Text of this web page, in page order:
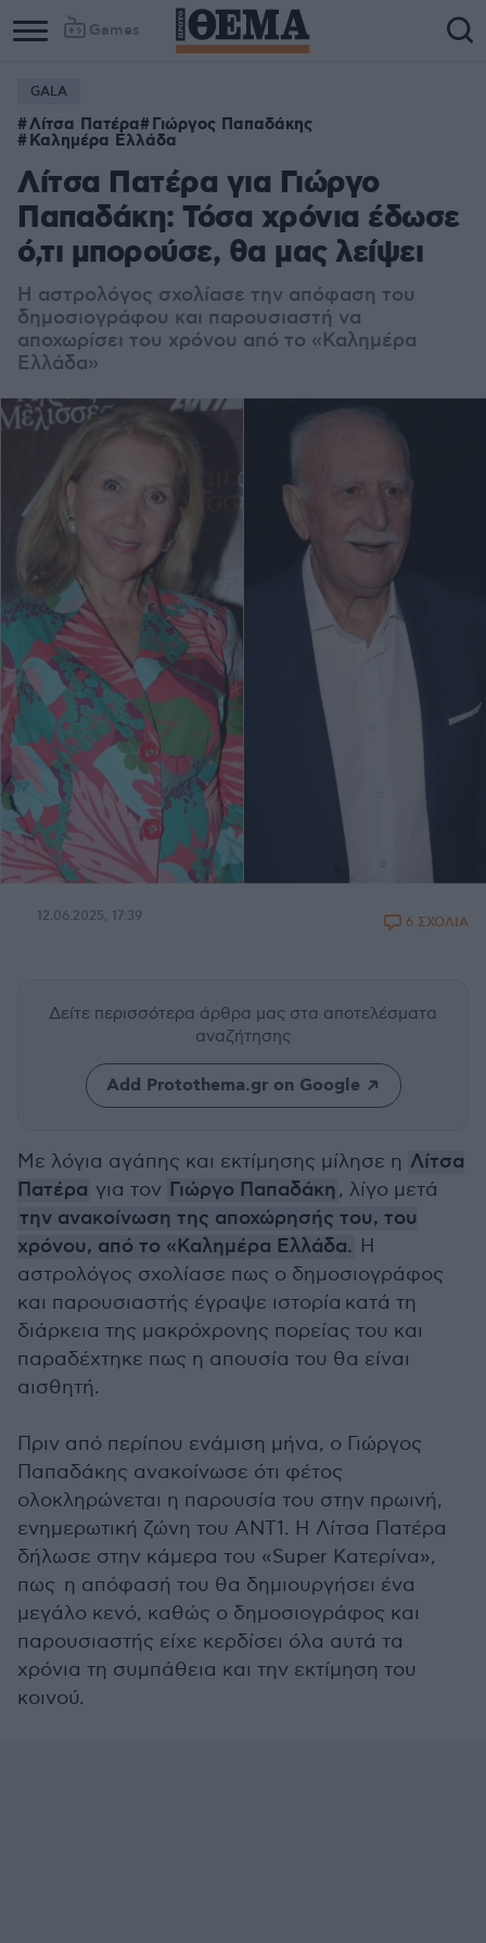
Games
GALA
Λίτσα Πατέρα Γιώργος Παπαδάκης
Καλημέρα Ελλάδα
Λίτσα Πατέρα για Γιώργο
Παπαδάκη: Τόσα χρόνια έδωσε
ό,τι μπορούσε, θα μας λείψει
Η αστρολόγος σχολίασε την απόφαση του
δημοσιογράφου και παρουσιαστή να
αποχωρίσει του χρόνου από το «Καλημέρα
Ελλάδα»
12.06.2025, 17:39 6 ΣΧΟΛΙΑ
Δείτε περισσότερα άρθρα μας στα αποτελέσματα
αναζήτησης
Add Protothema.gr on Google
Με λόγια αγάπης και εκτίμησης μίλησε η Λίτσα
Πατέρα για τον Γιώργο Παπαδάκη, λίγο μετά
την ανακοίνωση της αποχώρησής του, του
χρόνου, από το «Καλημέρα Ελλάδα. Η
αστρολόγος σχολίασε πως ο δημοσιογράφος
και παρουσιαστής έγραψε ιστορία κατά τη
διάρκεια της μακρόχρονης πορείας του και
παραδέχτηκε πως η απουσία του θα είναι
αισθητή.
Πριν από περίπου ενάμιση μήνα, ο Γιώργος
Παπαδάκης ανακοίνωσε ότι φέτος
ολοκληρώνεται η παρουσία του στην πρωινή,
ενημερωτική ζώνη του ΑΝΤ1. Η Λίτσα Πατέρα
δήλωσε στην κάμερα του «Super Κατερίνα»,
πως η απόφασή του θα δημιουργήσει ένα
μεγάλο κενό, καθώς ο δημοσιογράφος και
παρουσιαστής είχε κερδίσει όλα αυτά τα
χρόνια τη συμπάθεια και την εκτίμηση του
κοινού.